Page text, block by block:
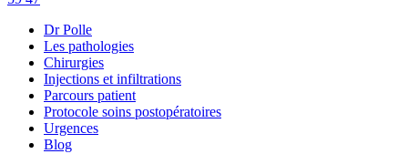
Dr Polle
Les pathologies
Chirurgies
Injections et infiltrations
Parcours patient
Protocole soins postopératoires
Urgences
Blog